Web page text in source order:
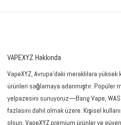
VAPEXYZ Hakkında
VapeXYZ, Avrupa'daki meraklılara yüksek
ürünleri sağlamaya adanmıştır. Popüler
yelpazesini sunuyoruz—Bang Vape,
fazlasını dahil olmak üzere. Kişisel
olsun, VapeXYZ premium ürünler ve